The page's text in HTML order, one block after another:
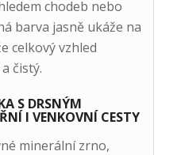
chodeb nebo
barva jasně ukáže na
celkový vzhled
čistý.
S DRSNÝM
I VENKOVNÍ CESTY
minerální zrno,